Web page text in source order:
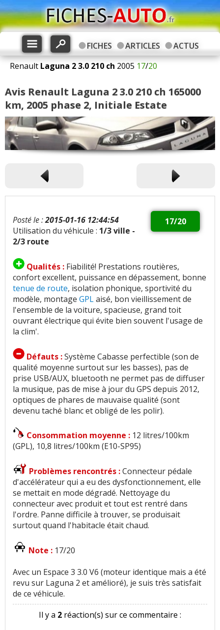
FICHES ARTICLES
ACTUS
Renault Laguna 23.0 210 ch 2005 17/20
Avis Renault Laguna 2 3.0 210 ch 165000
km, 2005 phase 2, Initiale Estate
17/20
Posté le :2015-01-16 12:44:54
Utilisation du véhicule : 1/3 ville -
2/3 route
Qualités : Fiabilité! Prestations routières,
confort excellent, puissance en dépassement, bonne
tenue de route, isolation phonique, sportivité du
modèle, montage GPLaisé, bon vieillissement de
l'ensemble de la voiture, spacieuse, grand toit
ouvrant électrique qui évite bien souvent l'usage de
la clim'.
Défauts :Système Cabasse perfectible (son de
qualité moyenne surtout sur les basses), pas de
prise USB/AUX, bluetooth ne permet pas de diffuser
la musique, pas de mise à jour du GPS depuis 2012,
optiques de phares de mauvaise qualité (sont
devenu taché blanc et obligé de les polir).
Consommation moyenne : 12 litres/100km
(GPL), 10,8 litres/100km (E10-SP95)
Problèmes rencontrés :Connecteur pédale
d'accélérateur qui a eu des dysfonctionnement, elle
se mettait en mode dégradé. Nettoyage du
connecteur avec produit et tout est rentré dans
l'ordre. Panne difficile à trouver, se produisait
surtout quand l'habitacle était chaud.
Note : 17/20
Avec un Espace 3 3.0 V6 (moteur identique mais a été
revu sur Laguna 2 et amélioré), je suis très satisfait
de ce véhicule.
Il y a 2 réaction(s) sur ce commentaire :